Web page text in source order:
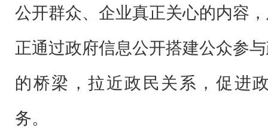
公开群众、企业真正关心的内容
正通过政府信息公开搭建公众参
的桥梁，拉近政民关系，促进
务。